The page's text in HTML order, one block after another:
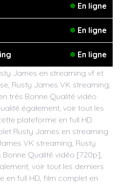
En ligne
En ligne
En ligne
James en streaming vf et
Rusty James VK streaming,
très Bonne Qualité vidéo
également, voir tout les
plateforme en full HD.
Rusty James en streaming
VK streaming, Rusty
Qualité vidéo [720p],
voir tout les derniers
en full HD, film complet en